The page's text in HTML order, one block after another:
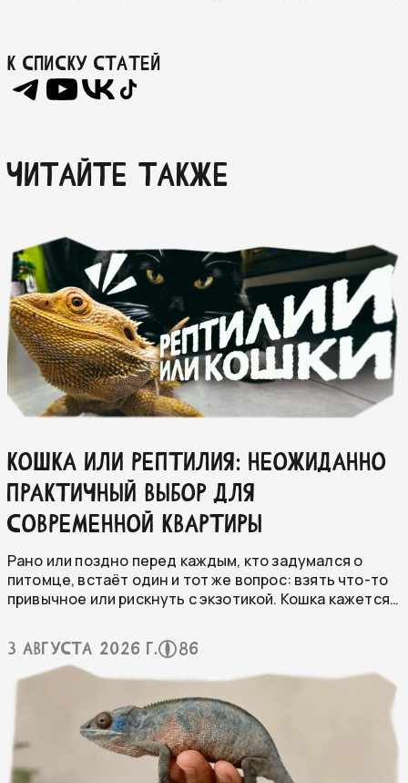
К списку статей
ЧИТАЙТЕ ТАКЖЕ
КОШКА ИЛИ РЕПТИЛИЯ: НЕОЖИДАННО
ПРАКТИЧНЫЙ ВЫБОР ДЛЯ
СОВРЕМЕННОЙ КВАРТИРЫ
Рано или поздно перед каждым, кто задумался о
питомце, встаёт один и тот же вопрос: взять что-то
привычное или рискнуть с экзотикой. Кошка кажется
детства. А террариум с ящерицей или змеёй всё ещё
воспринимается как что-то на любителя.
3 августа 2026 г. 86